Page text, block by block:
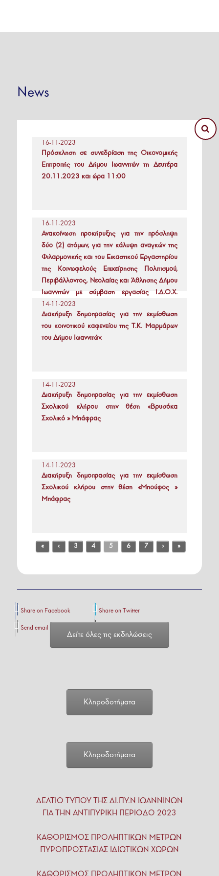
News
Πρόσκληση σε συνεδρίαση της Οικονομικής
Επιτροπής του Δήμου Ιωαννιτών τη Δευτέρα
20.11.2023 και ώρα 11:00
16-11-2023
Ανακοίνωση προκήρυξης για την πρόσληψη
δύο (2) ατόμων, για την κάλυψη αναγκών της
Φιλαρμονικής και του Εικαστικού Εργαστηρίου
της Κοινωφελούς Επιχείρησης Πολιτισμού,
Περιβάλλοντος, Νεολαίας και Άθλησης Δήμου
Ιωαννιτών με σύμβαση εργασίας Ι.Δ.Ο.Χ.
ωρομίσθιας απασχόλησης για την εκπαιδευτική
περίοδο 2023-2024, με κάλυψη της δαπάνης
υπό τη μορφή αντιτίμου.
16-11-2023
Διακήρυξη δημοπρασίας για την εκμίσθωση
του κοινοτικού καφενείου της Τ.Κ. Μαρμάρων
του Δήμου Ιωαννιτών.
14-11-2023
Διακήρυξη δημοπρασίας για την εκμίσθωση
Σχολικού κλήρου στην θέση «Βρυσόκα
Σχολικό » Μπάφρας
14-11-2023
Διακήρυξη δημοπρασίας για την εκμίσθωση
Σχολικού κλήρου στην θέση «Μπούφος »
Μπάφρας
14-11-2023
« ‹ 3 4 5 6 7 › »
Share on Facebook Share on Twitter
Send email
Δείτε όλες τις εκδηλώσεις
Κληροδοτήματα
Κληροδοτήματα
ΔΕΛΤΙΟ ΤΥΠΟΥ ΤΗΣ ΔΙ.ΠΥ.Ν ΙΩΑΝΝΙΝΩΝ
ΓΙΑ ΤΗΝ ΑΝΤΙΠΥΡΙΚΗ ΠΕΡΙΟΔΟ 2023
ΚΑΘΟΡΙΣΜΟΣ ΠΡΟΛΗΠΤΙΚΩΝ ΜΕΤΡΩΝ
ΠΥΡΟΠΡΟΣΤΑΣΙΑΣ ΙΔΙΩΤΙΚΩΝ ΧΩΡΩΝ
ΚΑΘΟΡΙΣΜΟΣ ΠΡΟΛΗΠΤΙΚΩΝ ΜΕΤΡΩΝ